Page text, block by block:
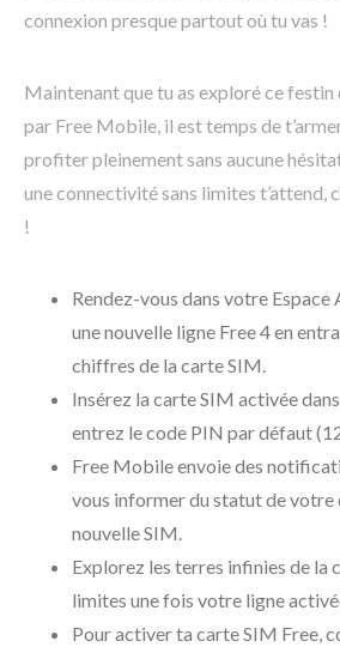
connexion presque partout où tu vas !
Maintenant que tu as exploré ce festin
par Free Mobile, il est temps de
profiter pleinement sans aucune
une connectivité sans limites t’attend,
!
Rendez-vous dans votre
une nouvelle ligne Free 4 en
chiffres de la carte SIM.
Insérez la carte SIM activée
entrez le code PIN par défaut
Free Mobile envoie des
vous informer du statut de votre
nouvelle SIM.
Explorez les terres infinies de la
limites une fois votre ligne
Pour activer ta carte SIM Free,